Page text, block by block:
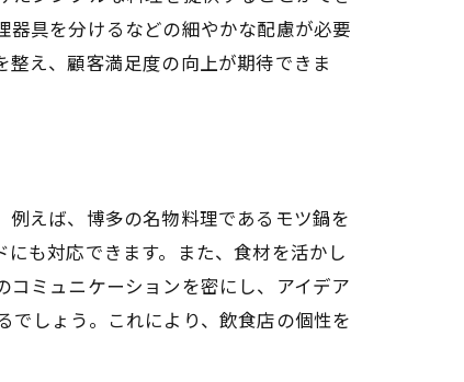
具を分けるなどの細やかな配慮が必要
え、顧客満足度の向上が期待できま
えば、博多の名物料理であるモツ鍋を
も対応できます。また、食材を活かし
ミュニケーションを密にし、アイデア
しょう。これにより、飲食店の個性を